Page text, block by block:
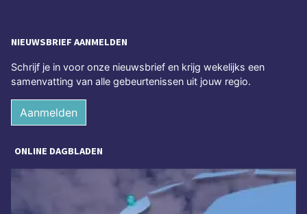
NIEUWSBRIEF AANMELDEN
Schrijf je in voor onze nieuwsbrief en krijg wekelijks een
samenvatting van alle gebeurtenissen uit jouw regio.
Aanmelden
ONLINE DAGBLADEN